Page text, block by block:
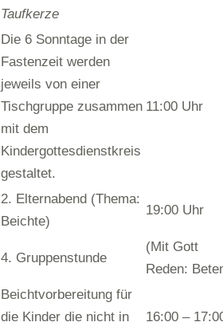
Taufkerze
Die 6 Sonntage in der
Fastenzeit werden
jeweils von einer
Tischgruppe zusammen
mit dem
Kindergottesdienstkreis
gestaltet.
11:00 Uhr
2. Elternabend (Thema:
Beichte)
19:00 Uhr
4. Gruppenstunde
(Mit Gott
Reden:
Beichtvorbereitung für
die Kinder die nicht in
16:00 –